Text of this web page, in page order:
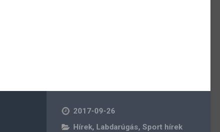
2017-09-26
Hírek, Labdarúgás,Sport hírek